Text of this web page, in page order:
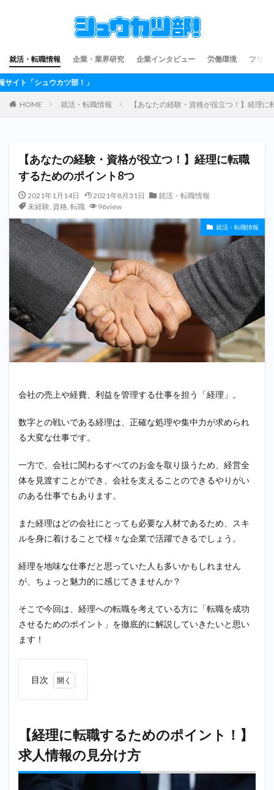
就活・転職情報 企業・業界研究 企業インタビュー 労働環境 フリー
！」
HOME 就活・転職情報 【あなたの経験・資格が役立つ！】経理
【あなたの経験・資格が役立つ！】経理に転職
するためのポイント8つ
2021年1月14日 2021年8月31日
就活・転職情報
未経験, 資格, 転職 96view
就活・転職情報
会社の売上や経費、利益を管理する仕事を担う「経理」。
数字との戦いである経理は、正確な処理や集中力が求められ
る大変な仕事です。
一方で、会社に関わるすべてのお金を取り扱うため、経営全
体を見渡すことができ、会社を支えることのできるやりがい
のある仕事でもあります。
また経理はどの会社にとっても必要な人材であるため、スキ
ルを身に着けることで様々な企業で活躍できるでしょう。
経理を地味な仕事だと思っていた人も多いかもしれません
が、ちょっと魅力的に感じてきませんか？
そこで今回は、経理への転職を考えている方に「転職を成功
させるためのポイント」を徹底的に解説していきたいと思い
ます！
目次
するた
めのポ
イン
ト！】
求人情
報の見
【経理に転職するためのポイント！】
求人情報の見分け方